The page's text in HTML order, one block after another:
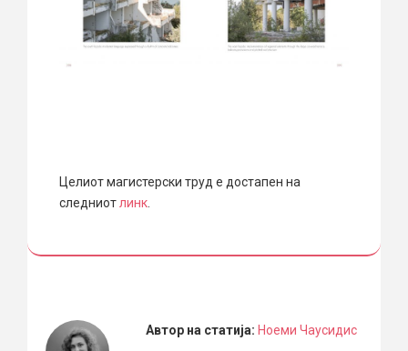
Целиот магистерски труд е достапен на
следниот линк
Автор на статија: Ноеми Чаусидис